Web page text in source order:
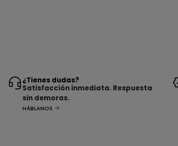
¿Tienes dudas?
Satisfacción inmediata. Respuesta
sin demoras.
HÁBLANOS